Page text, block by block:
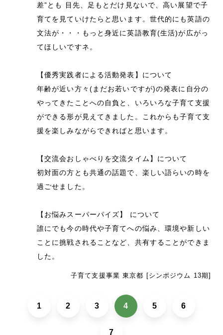
差”とも 目先、足もとだけ見ないで、高い展望で子
育てを見ていけたらと思います。世代的にも英語の
文法が・・・もっと身近に英語教育(生活)が広がっ
てほしいですネ。
【優秀実践者による活動発表】について
年齢が近い方々(まだお若いですが)の発表に自分の
やってきたことへの自負と、いろいろな子育て支援
ができる形が見えてきました。これからも子育て支
援を楽しみながらできればと思います。
【交流会おしゃべりを交流タイム】について
初対面の方とも共通の話題で、楽しい語らいの時を
過ごせました。
【お悩みスーパーパイズ】 について
誰にでも今の時代や子育てへの悩み、環境や新しい
ことに挑戦されることなど、共有することができま
した。
子育て支援事業 東京都 [シンポジウム 13期]
1 2 3 4 5 6
7